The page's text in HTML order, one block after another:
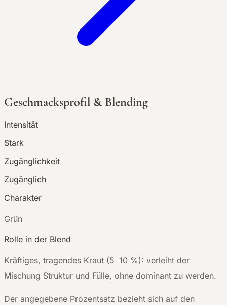
Geschmacksprofil & Blending
Intensität
Stark
Zugänglichkeit
Zugänglich
Charakter
Grün
Rolle in der Blend
Kräftiges, tragendes Kraut (5–10 %): verleiht der
Mischung Struktur und Fülle, ohne dominant zu werden.
Der angegebene Prozentsatz bezieht sich auf den